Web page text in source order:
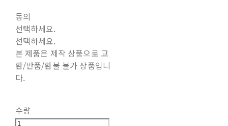
동의
선택하세요.
선택하세요.
본 제품은 제작 상품으로 교
환/반품/환불 불가 상품입니
다.
수량